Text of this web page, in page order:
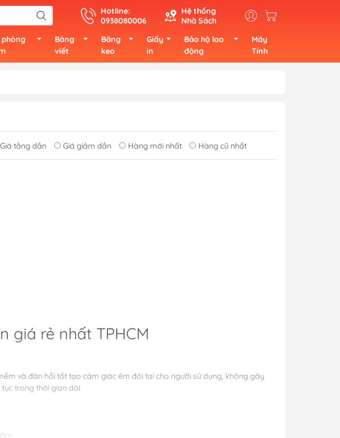
Hotline:
0938080006
Hệ thống
Nhà Sách
Bảng
viết
Băng
keo
Giấy
in
Bảo hộ lao
động
Máy
Tính
Giá tăng dần Giá giảm dần Hàng mới nhất Hàng cũ nhất
giá rẻ nhất TPHCM
và đàn hồi tốt tạo cảm giác êm đôi tai cho người sử dụng, không gây
trong thời gian dài